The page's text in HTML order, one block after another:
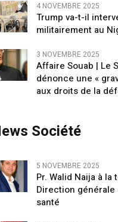
4 NOVEMBRE 2025
Trump va-t-il
militairement au
3 NOVEMBRE 2025
Affaire Souab | Le
dénonce une «
aux droits de la
Société
5 NOVEMBRE 2025
Pr. Walid Naija à la
Direction générale
santé